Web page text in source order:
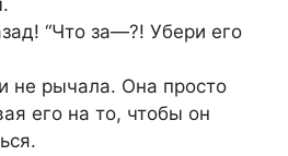
“Что за—?! Убери его
не рычала. Она просто
его на то, чтобы он